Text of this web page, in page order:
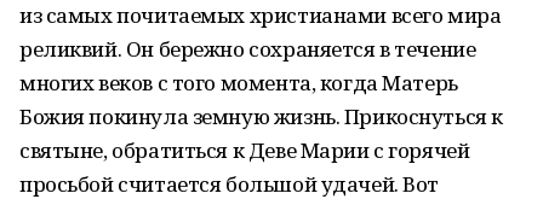
из самых почитаемых христианами всего мира
реликвий. Он бережно сохраняется в течение
многих веков с того момента, когда Матерь
Божия покинула земную жизнь. Прикоснуться к
святыне, обратиться к Деве Марии с горячей
просьбой считается большой удачей. Вот